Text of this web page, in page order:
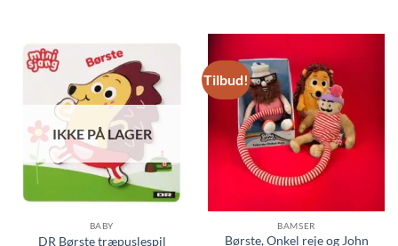
IKKE PÅ LAGER
BABY
DR Børste træpuslespil
Tilbud!
BAMSER
Børste, Onkel reje og John